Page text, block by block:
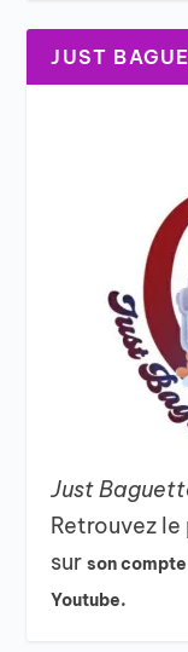
JUST
Just
Retrouvez
surson
Youtube.